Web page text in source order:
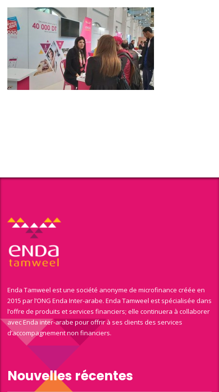
Enda Tamweel est une société anonyme de microfinance créée en
2015 par l’ONG Enda Inter-arabe. Enda Tamweel est spécialisée dans
l’offre de produits et services financiers; elle continuera à collaborer
avec Enda inter-arabe pour offrir à ses clients des services
d’accompagnement non financiers.
Nouvelles récentes